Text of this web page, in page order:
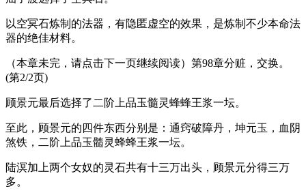
以空冥石炼制的法器，有隐匿虚空的效果，是炼制不少本命法
器的绝佳材料。
（本章未完，请点击下一页继续阅读）第98章分赃，交换。
(第2/2页)
顾景元最后选择了二阶上品玉髓灵蜂蜂王浆一坛。
至此，顾景元的四件东西分别是：通窍破障丹，坤元玉，血阴
煞铁，二阶上品玉髓灵蜂蜂王浆一坛。
陆溟加上两个女奴的灵石共有十三万出头，顾景元分得三万
多。